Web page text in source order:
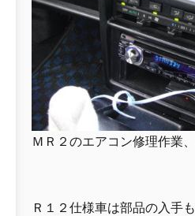
ＭＲ２のエアコン修理作業
Ｒ１２仕様車は部品の入手